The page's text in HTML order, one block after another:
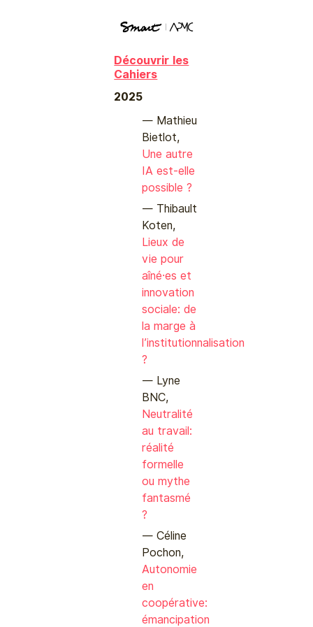
Découvrir les
Cahiers
2025
Mathieu
Bietlot,
Une autre
IA est-elle
possible ?
Thibault
Koten,
Lieux de
vie pour
aîné⸱es et
innovation
sociale: de
la marge à
l’institutionnalisation
?
Lyne
BNC,
Neutralité
au travail:
réalité
formelle
ou mythe
fantasmé
?
Céline
Pochon,
Autonomie
en
coopérative:
émancipation